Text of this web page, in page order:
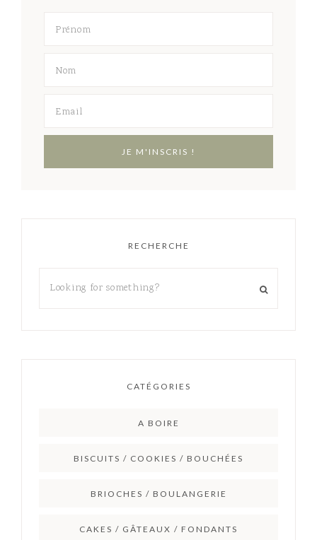
RECHERCHE
CATÉGORIES
A BOIRE
BISCUITS / COOKIES / BOUCHÉES
BRIOCHES / BOULANGERIE
CAKES / GÂTEAUX / FONDANTS